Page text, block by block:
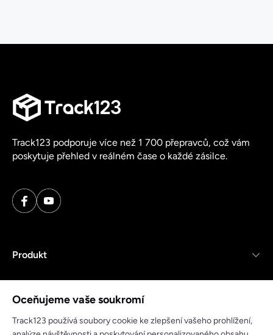
Track123 podporuje více než 1 700 přepravců, což vám
poskytuje přehled v reálném čase o každé zásilce.
Produkt
Zdroje
Oceňujeme vaše soukromí
Track123 používá soubory cookie ke zlepšení vašeho prohlížení,